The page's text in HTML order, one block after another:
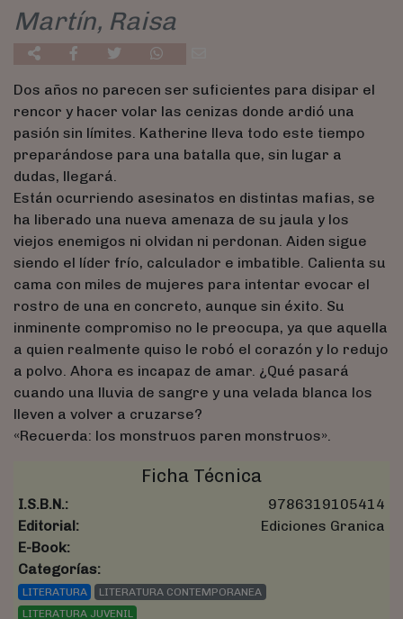
Martín, Raisa
Dos años no parecen ser suficientes para disipar el
rencor y hacer volar las cenizas donde ardió una
pasión sin límites. Katherine lleva todo este tiempo
preparándose para una batalla que, sin lugar a
dudas, llegará.
Están ocurriendo asesinatos en distintas mafias, se
ha liberado una nueva amenaza de su jaula y los
viejos enemigos ni olvidan ni perdonan. Aiden sigue
siendo el líder frío, calculador e imbatible. Calienta su
cama con miles de mujeres para intentar evocar el
rostro de una en concreto, aunque sin éxito. Su
inminente compromiso no le preocupa, ya que aquella
a quien realmente quiso le robó el corazón y lo redujo
a polvo. Ahora es incapaz de amar. ¿Qué pasará
cuando una lluvia de sangre y una velada blanca los
lleven a volver a cruzarse?
«Recuerda: los monstruos paren monstruos».
Ficha Técnica
I.S.B.N.:
9786319105414
Editorial:
Ediciones Granica
E-Book:
Categorías:
LITERATURA
LITERATURA CONTEMPORANEA
LITERATURA JUVENIL